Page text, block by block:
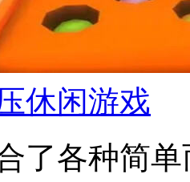
休闲游戏
了各种简